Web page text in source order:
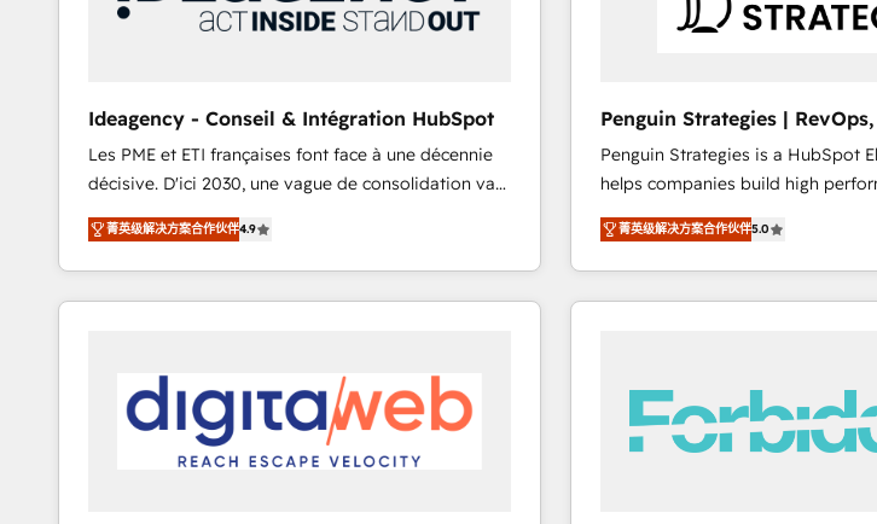
métiers et technologie, et guidant vos équipes à
rapidement vos enjeux et intégrons parfaitement
HubSpot dans votre organisation. Pour toute
question technique ou besoin de structuration de
votre projet HubSpot, contactez notre équipe pour
un échange dédié.
pour aligner les équipes
opportunités d'affaires ➤ La mise en place de
stratégies d'acquisition marketing
inbound, automatisation
emailing) Informations clés : - 10 ans d'expérience -
100+ intégrations CRM HubSpot
experts conseil - 150
cumulées
Ideagency - Conseil & Intégration HubSpot
Les PME et ETI françaises font face à une décennie
décisive. D'ici 2030, une vague de consolidation va
recomposer le marché. Seules survivront les
entreprises qui auront réussi leur transformation. Le
problème ? 58% des dirigeants savent que l'IA est
vitale pour leur survie. Mais 57% n'ont aucune
totale, action nulle. La solution s'appelle l'Entreprise
Augmentée. Ce n'est pas une entreprise qui utilise
l'IA. C'est une organisation qui a réussi la symbiose
entre l'expertise humaine et l'intelligence artificielle.
菁英级解决方案合作伙伴4.9
Penguin Strategies |
Penguin Strategies is a HubSpot
helps companies build high
operations across complex sales
system environments and global
manufacturing teams. Trusted by
and fast growing scale ups
architecture 🔗 CRM migrations &
integrations 🤖 AI workflows &
enablement & company-wide adoption
菁英级解决方案合作伙伴5.0